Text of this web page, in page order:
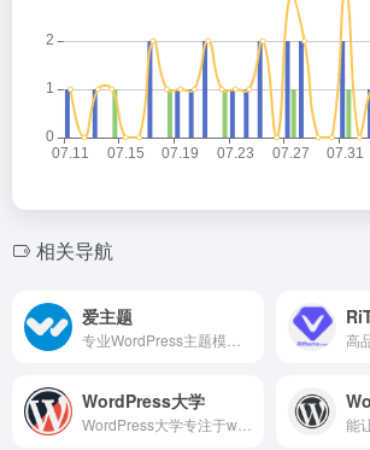
相关导航
爱主题
WordPress大学